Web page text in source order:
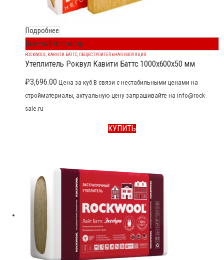
Подробнее
Быстрый просмотр
ROCKWOOL КАВИТИ БАТТС ОБЩЕСТРОИТЕЛЬНАЯ ИЗОЛЯЦИЯ
Утеплитель Роквул Кавити Баттс 1000x600x50 мм
₽3,696.00 Цена за куб В связи с нестабильными ценами на
стройматериалы, актуальную цену запрашивайте на info@rock-
sale.ru
КУПИТЬ